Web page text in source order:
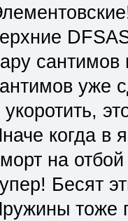
уже
укоротить,
когда в
на
Бесят
тоже